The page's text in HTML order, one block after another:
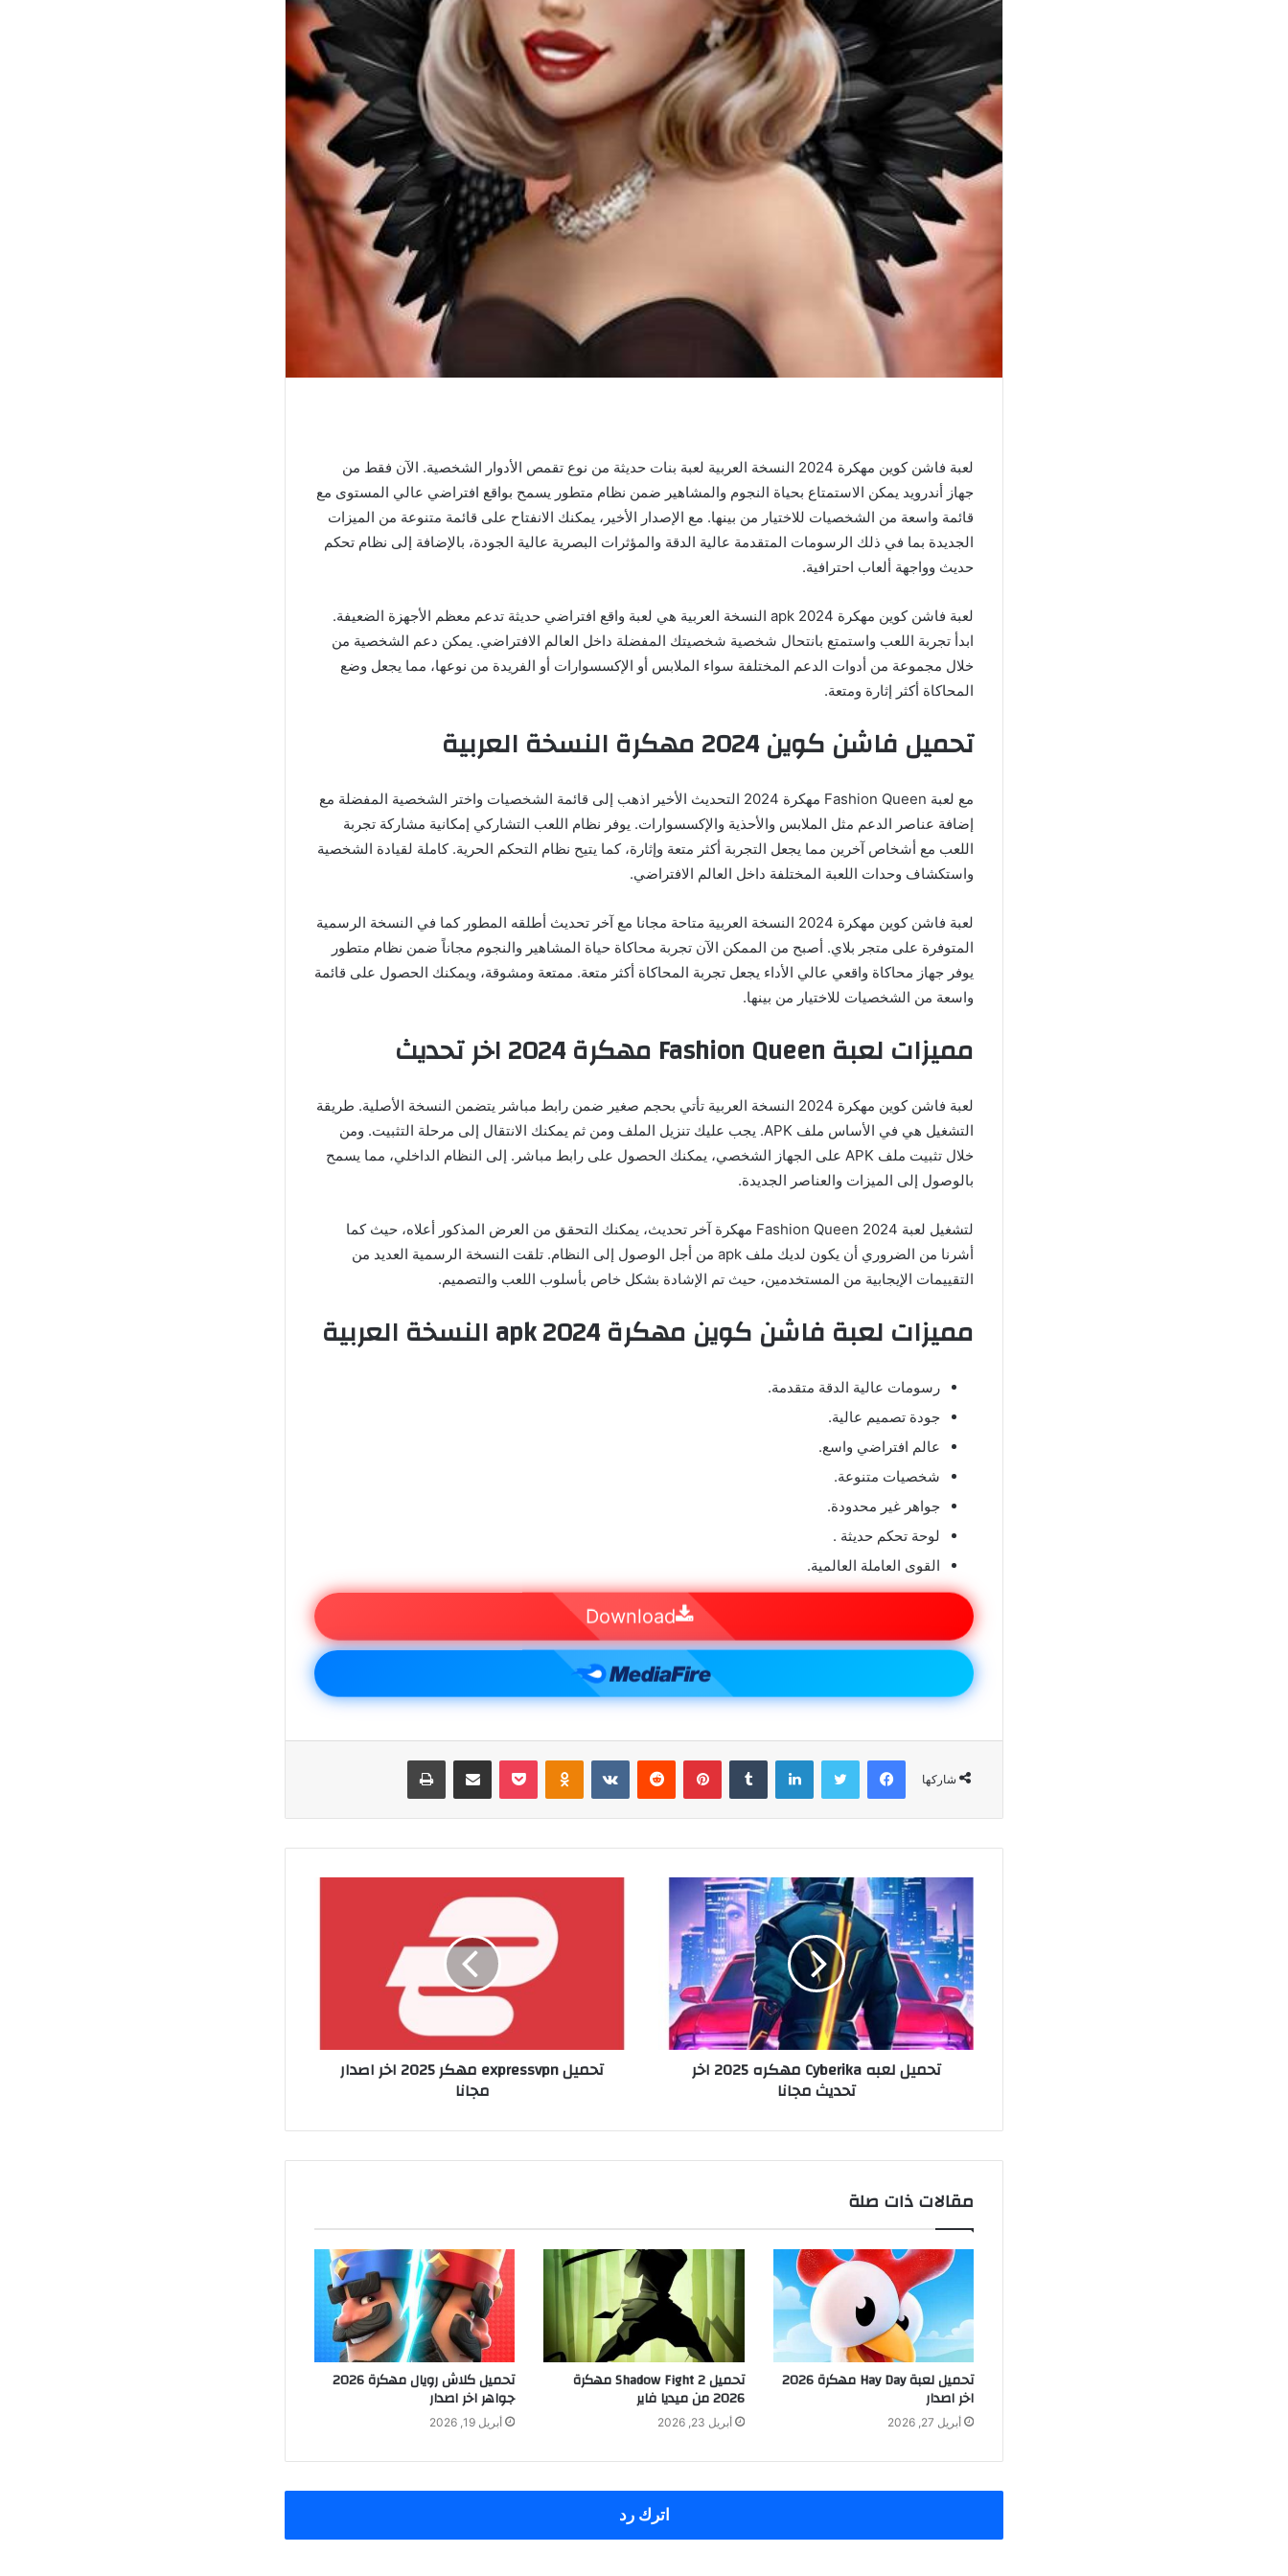
لعبة فاشن كوين مهكرة 2024 النسخة العربية لعبة بنات حديثة من نوع تقمص الأدوار الشخصية. الآن فقط من
جهاز أندرويد يمكن الاستمتاع بحياة النجوم والمشاهير ضمن نظام متطور يسمح بواقع افتراضي عالي المستوى مع
قائمة واسعة من الشخصيات للاختيار من بينها. مع الإصدار الأخير، يمكنك الانفتاح على قائمة متنوعة من الميزات
الجديدة بما في ذلك الرسومات المتقدمة عالية الدقة والمؤثرات البصرية عالية الجودة، بالإضافة إلى نظام تحكم
حديث وواجهة ألعاب احترافية.
لعبة فاشن كوين مهكرة 2024 apk النسخة العربية هي لعبة واقع افتراضي حديثة تدعم معظم الأجهزة الضعيفة.
ابدأ تجربة اللعب واستمتع بانتحال شخصية شخصيتك المفضلة داخل العالم الافتراضي. يمكن دعم الشخصية من
خلال مجموعة من أدوات الدعم المختلفة سواء الملابس أو الإكسسوارات أو الفريدة من نوعها، مما يجعل وضع
المحاكاة أكثر إثارة ومتعة.
تحميل فاشن كوين 2024 مهكرة النسخة العربية
مع لعبة Fashion Queen مهكرة 2024 التحديث الأخير اذهب إلى قائمة الشخصيات واختر الشخصية المفضلة مع
إضافة عناصر الدعم مثل الملابس والأحذية والإكسسوارات. يوفر نظام اللعب التشاركي إمكانية مشاركة تجربة
اللعب مع أشخاص آخرين مما يجعل التجربة أكثر متعة وإثارة، كما يتيح نظام التحكم الحرية. كاملة لقيادة الشخصية
واستكشاف وحدات اللعبة المختلفة داخل العالم الافتراضي.
لعبة فاشن كوين مهكرة 2024 النسخة العربية متاحة مجانا مع آخر تحديث أطلقه المطور كما في النسخة الرسمية
المتوفرة على متجر بلاي. أصبح من الممكن الآن تجربة محاكاة حياة المشاهير والنجوم مجاناً ضمن نظام متطور
يوفر جهاز محاكاة واقعي عالي الأداء يجعل تجربة المحاكاة أكثر متعة. ممتعة ومشوقة، ويمكنك الحصول على قائمة
واسعة من الشخصيات للاختيار من بينها.
مميزات لعبة Fashion Queen مهكرة 2024 اخر تحديث
لعبة فاشن كوين مهكرة 2024 النسخة العربية تأتي بحجم صغير ضمن رابط مباشر يتضمن النسخة الأصلية. طريقة
التشغيل هي في الأساس ملف APK. يجب عليك تنزيل الملف ومن ثم يمكنك الانتقال إلى مرحلة التثبيت. ومن
خلال تثبيت ملف APK على الجهاز الشخصي، يمكنك الحصول على رابط مباشر. إلى النظام الداخلي، مما يسمح
بالوصول إلى الميزات والعناصر الجديدة.
لتشغيل لعبة Fashion Queen 2024 مهكرة آخر تحديث، يمكنك التحقق من العرض المذكور أعلاه، حيث كما
أشرنا من الضروري أن يكون لديك ملف apk من أجل الوصول إلى النظام. تلقت النسخة الرسمية العديد من
التقييمات الإيجابية من المستخدمين، حيث تم الإشادة بشكل خاص بأسلوب اللعب والتصميم.
مميزات لعبة فاشن كوين مهكرة 2024 apk النسخة العربية
رسومات عالية الدقة متقدمة.
جودة تصميم عالية.
عالم افتراضي واسع.
شخصيات متنوعة.
جواهر غير محدودة.
لوحة تحكم حديثة .
القوى العاملة العالمية.
Download
شاركها
فيسبوك تويتر لينكدإن بينتيريست Odnoklassniki
بوكيت مشاركة عبر البريد طباعة
تحميل لعبه Cyberika مهكره 2025 اخر
تحديث مجانا
تحميل expressvpn مهكر 2025 اخر اصدار
مجانا
مقالات ذات صلة
تحميل لعبة Hay Day مهكرة 2026
اخر اصدار
أبريل 27, 2026
تحميل Shadow Fight 2 مهكرة
2026 من ميديا فاير
أبريل 23, 2026
تحميل كلاش رويال مهكرة 2026
جواهر اخر اصدار
أبريل 19, 2026
اترك رد